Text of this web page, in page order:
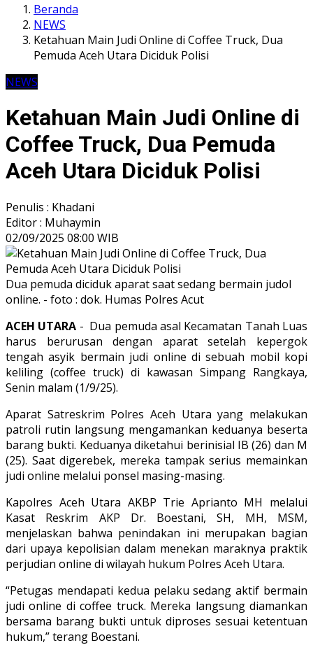
Beranda
NEWS
Ketahuan Main Judi Online di Coffee Truck, Dua
Pemuda Aceh Utara Diciduk Polisi
NEWS
Ketahuan Main Judi Online di
Coffee Truck, Dua Pemuda
Aceh Utara Diciduk Polisi
Penulis : Khadani
Editor : Muhaymin
02/09/2025 08:00 WIB
Dua pemuda diciduk aparat saat sedang bermain judol
online. - foto : dok. Humas Polres Acut
ACEH UTARA - Dua pemuda asal Kecamatan Tanah Luas
harus berurusan dengan aparat setelah kepergok
tengah asyik bermain judi online di sebuah mobil kopi
keliling (coffee truck) di kawasan Simpang Rangkaya,
Senin malam (1/9/25).
Aparat Satreskrim Polres Aceh Utara yang melakukan
patroli rutin langsung mengamankan keduanya beserta
barang bukti. Keduanya diketahui berinisial IB (26) dan M
(25). Saat digerebek, mereka tampak serius memainkan
judi online melalui ponsel masing-masing.
Kapolres Aceh Utara AKBP Trie Aprianto MH melalui
Kasat Reskrim AKP Dr. Boestani, SH, MH, MSM,
menjelaskan bahwa penindakan ini merupakan bagian
dari upaya kepolisian dalam menekan maraknya praktik
perjudian online di wilayah hukum Polres Aceh Utara.
“Petugas mendapati kedua pelaku sedang aktif bermain
judi online di coffee truck. Mereka langsung diamankan
bersama barang bukti untuk diproses sesuai ketentuan
hukum,” terang Boestani.